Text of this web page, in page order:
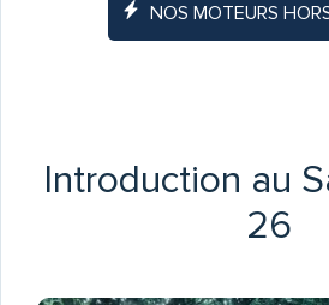
NOS MOTEURS
Introduction au
26